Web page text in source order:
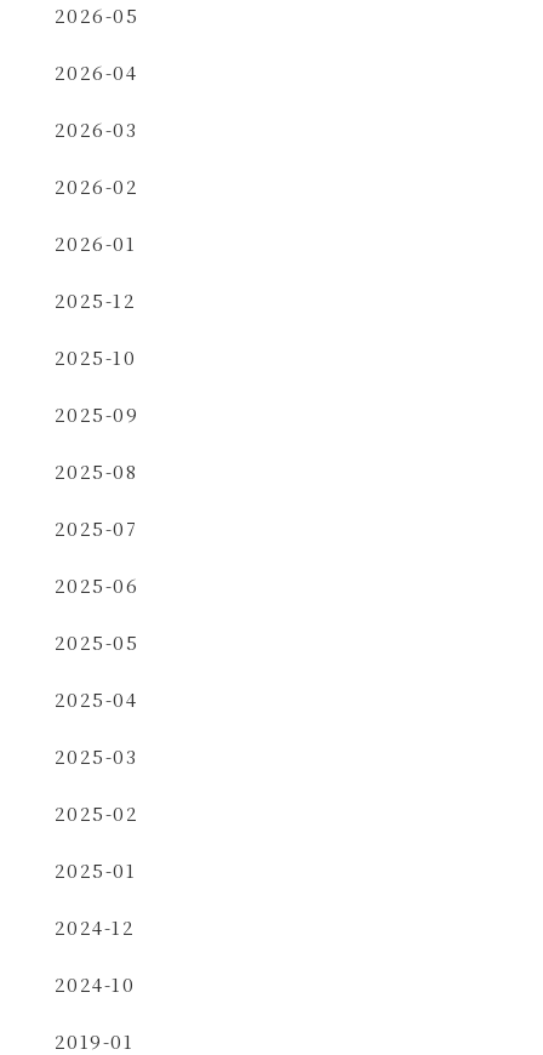
2026-05
2026-04
2026-03
2026-02
2026-01
2025-12
2025-10
2025-09
2025-08
2025-07
2025-06
2025-05
2025-04
2025-03
2025-02
2025-01
2024-12
2024-10
2019-01